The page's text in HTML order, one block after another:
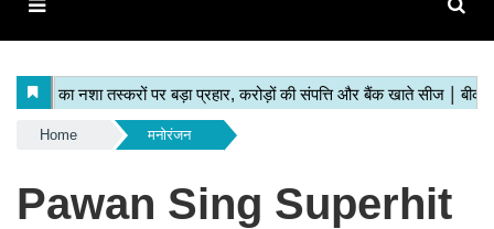
Home मनोरंजन
Pawan Sing Superhit